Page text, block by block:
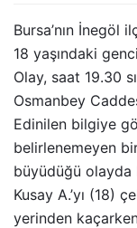
Bursa’nın İnegöl
18 yaşındaki
Olay, saat 19.30
Osmanbey
Edinilen bilgiye
belirlenemeyen
büyüdüğü olayda
Kusay A.’yı (18)
yerinden